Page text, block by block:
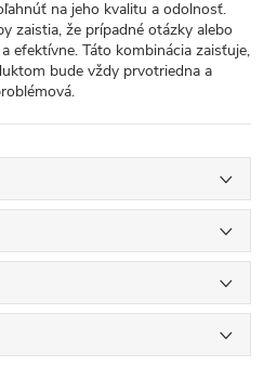
na jeho kvalitu a odolnosť.
zaistia, že prípadné otázky alebo
efektívne. Táto kombinácia zaisťuje,
bude vždy prvotriedna a